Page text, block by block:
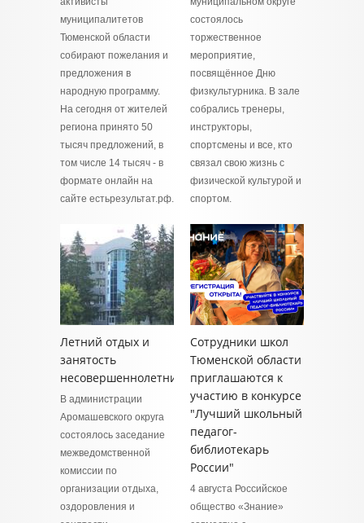
муниципалитетов
Тюменской области
собирают пожелания и
предложения в
народную программу.
На сегодня от жителей
региона принято 50
тысяч предложений, в
том числе 14 тысяч - в
формате онлайн на
сайте естьрезультат.рф.
состоялось
торжественное
мероприятие,
посвящённое Дню
физкультурника. В зале
собрались тренеры,
инструкторы,
спортсмены и все, кто
связал свою жизнь с
физической культурой и
спортом.
Летний отдых и
занятость
несовершеннолетних
В администрации
Аромашевского округа
состоялось заседание
межведомственной
комиссии по
организации отдыха,
оздоровления и
Сотрудники школ
Тюменской области
приглашаются к
участию в конкурсе
"Лучший школьный
педагог-
библиотекарь
России"
4 августа Российское
общество «Знание»